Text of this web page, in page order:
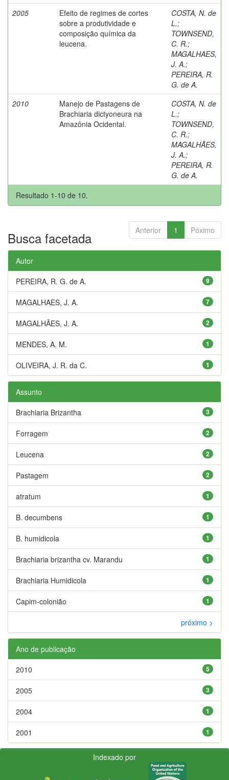
2005
Efeito de regimes de cortes
sobre a produtividade e
composição química da
leucena.
COSTA, N. de
L.;
TOWNSEND,
C. R.;
MAGALHAES,
J. A.;
PEREIRA, R.
G. de A.
2010
Manejo de Pastagens de
Brachiaria dictyoneura na
Amazônia Ocidental.
COSTA, N. de
L.;
TOWNSEND,
C. R.;
MAGALHÃES,
J. A.;
PEREIRA, R.
G. de A.
Resultado 1-10 de 10.
Anterior 1 Póximo
Busca facetada
Autor
9
PEREIRA, R. G. de A.
7
MAGALHAES, J. A.
2
MAGALHÃES, J. A.
1
MENDES, A. M.
1
OLIVEIRA, J. R. da C.
Assunto
3
Brachiaria Brizantha
2
Forragem
2
Leucena
2
Pastagem
1
atratum
1
B. decumbens
1
B. humidicola
1
Brachiaria brizantha cv. Marandu
1
Brachiaria Humidicola
1
Capim-colonião
próximo >
Ano de publicação
5
2010
3
2005
1
2004
1
2001
Indexado por